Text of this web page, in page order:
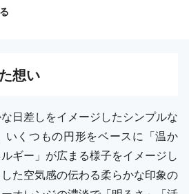
想い
日差しをイメージしたシンプルな
いくつもの円形をベースに「温か
ギー」が広まる様子をイメージし
た空気感の伝わる柔らかな印象の